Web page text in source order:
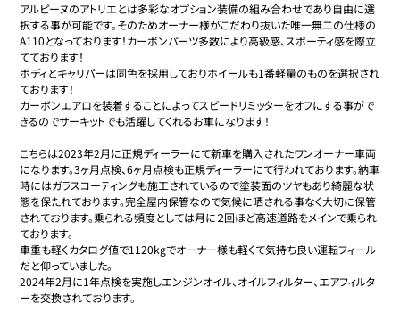
アルピーヌのアトリエとは多彩なオプション装備の組み合わせであり自由に選
択する事が可能です。そのためオーナー様がこだわり抜いた唯一無二の仕様の
A110となっております！カーボンパーツ多数により高級感、スポーティ感を際立
てております！
ボディとキャリパーは同色を採用しておりホイールも1番軽量のものを選択され
ております！
カーボンエアロを装着することによってスピードリミッターをオフにする事がで
きるのでサーキットでも活躍してくれるお車になります！
こちらは2023年2月に正規ディーラーにて新車を購入されたワンオーナー車両
になります。3ヶ月点検、6ヶ月点検も正規ディーラーにて行われております。納車
時にはガラスコーティングも施工されているので塗装面のツヤもあり綺麗な状
態を保たれております。完全屋内保管なので気候に晒される事なく大切に保管
されております。乗られる頻度としては月に２回ほど高速道路をメインで乗られ
ております。
車重も軽くカタログ値で1120kgでオーナー様も軽くて気持ち良い運転フィール
だと仰っていました。
2024年2月に1年点検を実施しエンジンオイル、オイルフィルター、エアフィルタ
ーを交換されております。